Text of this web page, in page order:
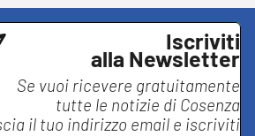
Iscriviti
alla Newsletter
Se vuoi ricevere gratuitamente
tutte le notizie di Cosenza
il tuo indirizzo email e iscriviti